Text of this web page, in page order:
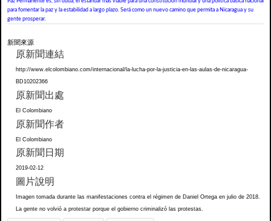
para fomentar la paz y la estabilidad a largo plazo. Será como un nuevo camino que permita a Nicaragua y su
gente prosperar.
新聞來源
原新聞連結
http://www.elcolombiano.com/internacional/la-lucha-por-la-justicia-en-las-aulas-de-nicaragua-
BD10202366
原新聞出處
El Colombiano
原新聞作者
El Colombiano
原新聞日期
2019-02-12
圖片說明
Imagen tomada durante las manifestaciones contra el régimen de Daniel Ortega en julio de 2018.
La gente no volvió a protestar porque el gobierno criminalizó las protestas.